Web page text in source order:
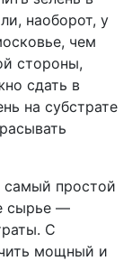
наоборот, у
чем
стороны,
сдать в
на субстрате
простой
сырье —
С
мощный и